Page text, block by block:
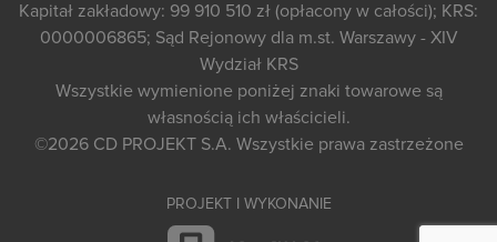
Kapitał zakładowy: 99 910 510 zł (opłacony w całości); KRS:
0000006865; Sąd Rejonowy dla m.st. Warszawy - XIV
Wydział KRS
Wszystkie wymienione poniżej znaki towarowe są
własnością ich właścicieli.
©2026 CD PROJEKT S.A. Wszystkie prawa zastrzeżone
PROJEKT I WYKONANIE